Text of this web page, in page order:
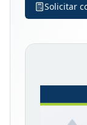
Solicitar